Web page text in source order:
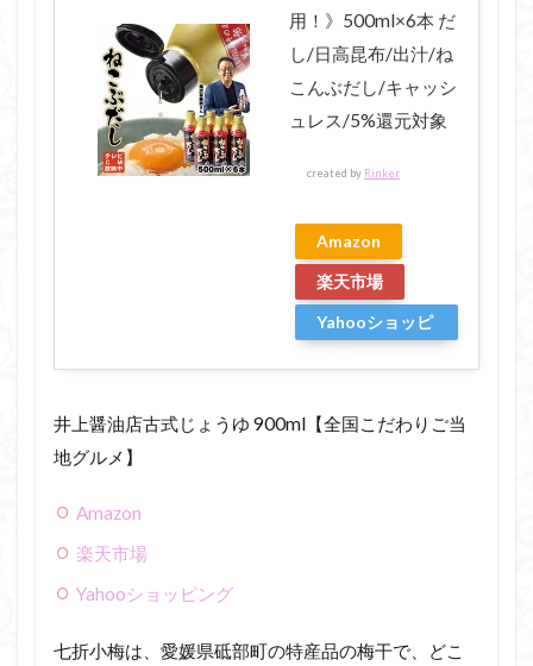
用！》500ml×6本 だ
し/日高昆布/出汁/ね
こんぶだし/キャッシ
ュレス/5%還元対象
created by Rinker
Amazon
楽天市場
Yahooショッピ
井上醤油店古式じょうゆ 900ml【全国こだわりご当
地グルメ】
Amazon
楽天市場
Yahooショッピング
七折小梅は、愛媛県砥部町の特産品の梅干で、どこ